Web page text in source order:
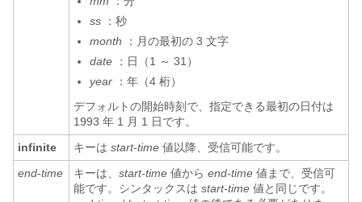
ss
：秒
month
：月の最初の 3 文字
date
：日（1 ～ 31）
year
：年（4 桁）
デフォルトの開始時刻で、指定できる最初の日付は
1993 年 1 月 1 日です。
infinite
キーは start-time 値以降、受信可能です。
end-time
キーは、 start-time 値から end-time 値まで、受信可
能です。シンタックスは start-time 値と同じです。